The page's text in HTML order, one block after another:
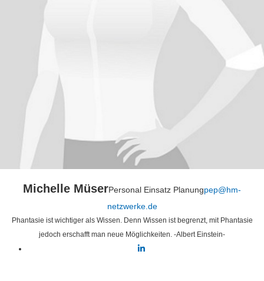
Michelle MüserPersonal Einsatz Planungpep@hm-
netzwerke.de
Phantasie ist wichtiger als Wissen. Denn Wissen ist begrenzt, mit Phantasie
jedoch erschafft man neue Möglichkeiten. -Albert Einstein-